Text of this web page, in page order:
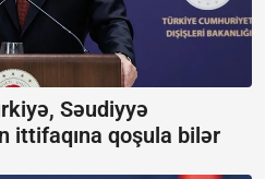
Səudiyyə
ittifaqına qoşula bilər